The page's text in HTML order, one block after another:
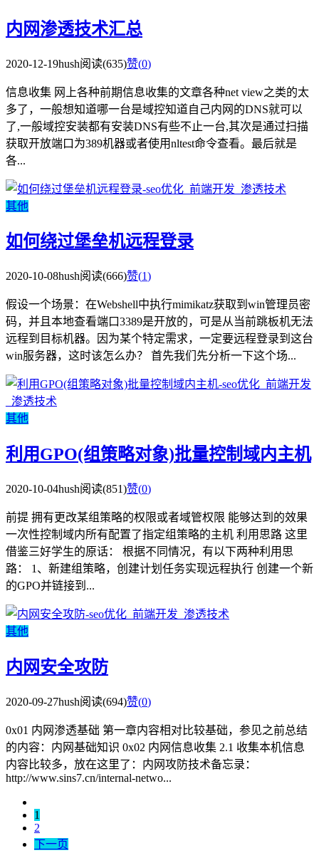
内网渗透技术汇总
2020-12-19hush阅读(635)赞(0)
信息收集 网上各种前期信息收集的文章各种net view之类的太
多了，一般想知道哪一台是域控知道自己内网的DNS就可以
了,一般域控安装都有安装DNS有些不止一台,其次是通过扫描
获取开放端口为389机器或者使用nltest命令查看。最后就是
各...
其他
如何绕过堡垒机远程登录
2020-10-08hush阅读(666)赞(1)
假设一个场景：在Webshell中执行mimikatz获取到win管理员密
码，并且本地查看端口3389是开放的，可是从当前跳板机无法
远程到目标机器。因为某个特定需求，一定要远程登录到这台
win服务器，这时该怎么办？ 首先我们先分析一下这个场...
其他
利用GPO(组策略对象)批量控制域内主机
2020-10-04hush阅读(851)赞(0)
前提 拥有更改某组策略的权限或者域管权限 能够达到的效果
一次性控制域内所有配置了指定组策略的主机 利用思路 这里
借鉴三好学生的原话： 根据不同情况，有以下两种利用思
路： 1、新建组策略，创建计划任务实现远程执行 创建一个新
的GPO并链接到...
其他
内网安全攻防
2020-09-27hush阅读(694)赞(0)
0x01 内网渗透基础 第一章内容相对比较基础，参见之前总结
的内容：内网基础知识 0x02 内网信息收集 2.1 收集本机信息
内容比较多，放在这里了：内网攻防技术备忘录：
http://www.sins7.cn/internal-netwo...
1
2
下一页